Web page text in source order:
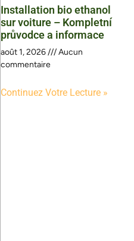
Installation bio ethanol
sur voiture – Kompletní
průvodce a informace
août 1, 2026
Aucun
commentaire
Continuez Votre Lecture »